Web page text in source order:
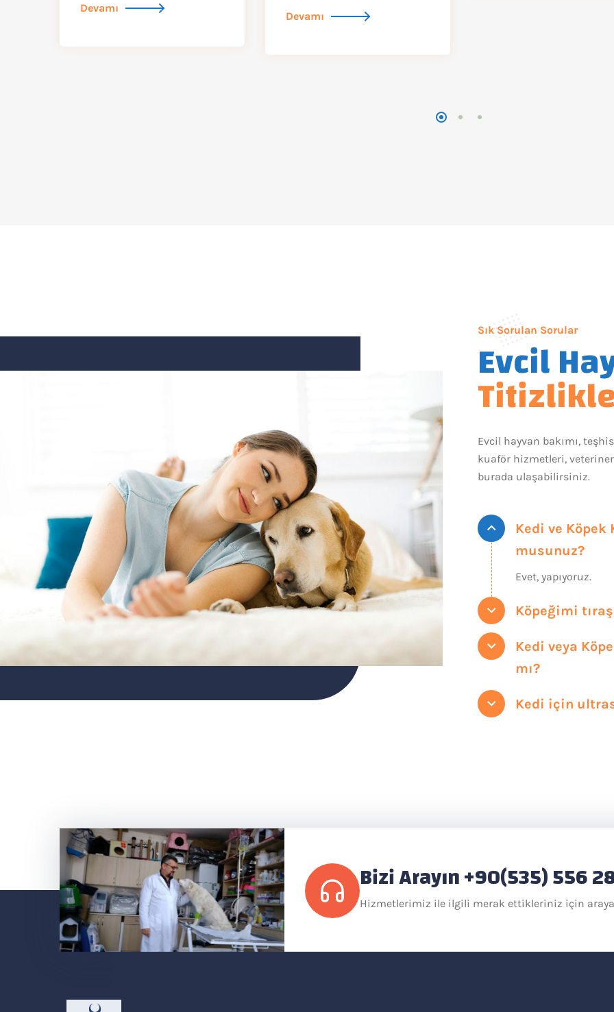
Devamı
Devamı
Sık Sorulan Sorular
Evcil
Evcil hayvan bakımı,
kuaför hizmetleri,
burada ulaşabilirsiniz.
Kedi ve Köpek
musunuz?
Evet, yapıyoruz.
Köpeğimi
Kedi veya
mı?
Kedi için
Bizi Arayın +90(535) 556
Hizmetlerimiz ile ilgili merak ettikleriniz için